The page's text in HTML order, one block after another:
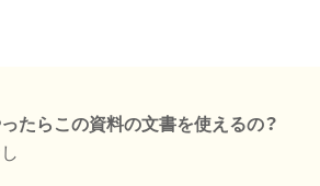
たらこの資料の文書を使えるの？